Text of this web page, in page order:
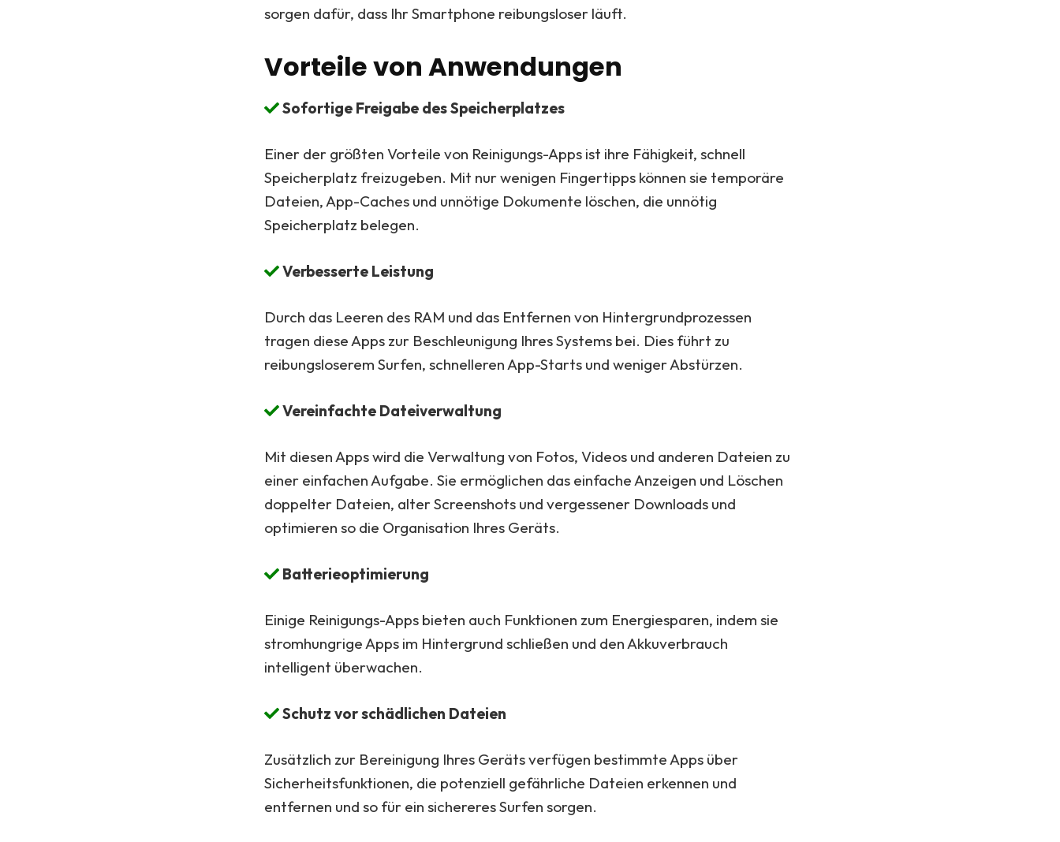
sorgen dafür, dass Ihr Smartphone reibungsloser läuft.
Vorteile von Anwendungen
Sofortige Freigabe des Speicherplatzes
Einer der größten Vorteile von Reinigungs-Apps ist ihre Fähigkeit, schnell
Speicherplatz freizugeben. Mit nur wenigen Fingertipps können sie temporäre
Dateien, App-Caches und unnötige Dokumente löschen, die unnötig
Speicherplatz belegen.
Verbesserte Leistung
Durch das Leeren des RAM und das Entfernen von Hintergrundprozessen
tragen diese Apps zur Beschleunigung Ihres Systems bei. Dies führt zu
reibungsloserem Surfen, schnelleren App-Starts und weniger Abstürzen.
Vereinfachte Dateiverwaltung
Mit diesen Apps wird die Verwaltung von Fotos, Videos und anderen Dateien zu
einer einfachen Aufgabe. Sie ermöglichen das einfache Anzeigen und Löschen
doppelter Dateien, alter Screenshots und vergessener Downloads und
optimieren so die Organisation Ihres Geräts.
Batterieoptimierung
Einige Reinigungs-Apps bieten auch Funktionen zum Energiesparen, indem sie
stromhungrige Apps im Hintergrund schließen und den Akkuverbrauch
intelligent überwachen.
Schutz vor schädlichen Dateien
Zusätzlich zur Bereinigung Ihres Geräts verfügen bestimmte Apps über
Sicherheitsfunktionen, die potenziell gefährliche Dateien erkennen und
entfernen und so für ein sichereres Surfen sorgen.